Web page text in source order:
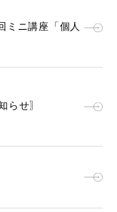
ミニ講座「個人
らせ〗